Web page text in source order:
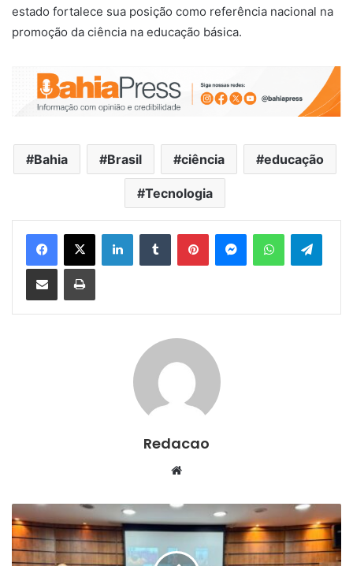
estado fortalece sua posição como referência nacional na
promoção da ciência na educação básica.
Bahia Brasil ciência educação
Tecnologia
Redacao
te